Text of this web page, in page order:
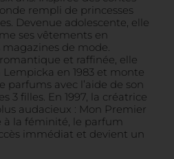
rempli de princesses
Devenue adolescente, elle
ses vêtements en
magazines de mode.
et raffinée, elle
en 1983 et monte
parfums avec l’aide de son
3 filles. En 1997, la créatrice
audacieux : Mon Premier
à la féminité, le parfum
immédiat et devient un